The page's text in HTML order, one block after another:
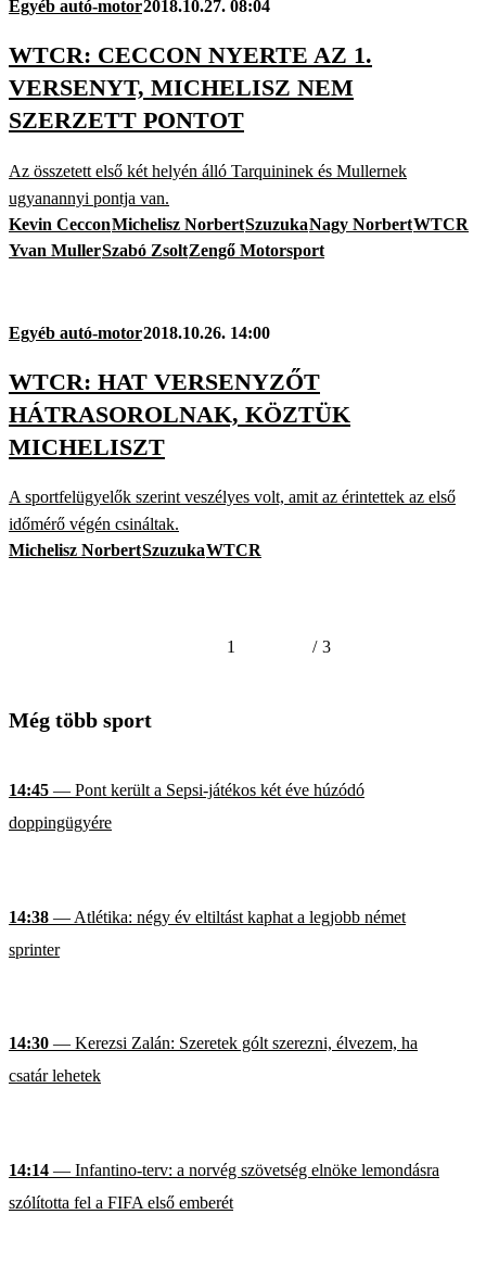
Egyéb autó-motor2018.10.27. 08:04
WTCR: CECCON NYERTE AZ 1.
VERSENYT, MICHELISZ NEM
SZERZETT PONTOT
Az összetett első két helyén álló Tarquininek és Mullernek
ugyanannyi pontja van.
Kevin CecconMichelisz NorbertSzuzukaNagy NorbertWTCR
Yvan MullerSzabó ZsoltZengő Motorsport
Egyéb autó-motor2018.10.26. 14:00
WTCR: HAT VERSENYZŐT
HÁTRASOROLNAK, KÖZTÜK
MICHELISZT
A sportfelügyelők szerint veszélyes volt, amit az érintettek az első
időmérő végén csináltak.
Michelisz NorbertSzuzukaWTCR
1 / 3
Még több sport
14:45 — Pont került a Sepsi-játékos két éve húzódó
doppingügyére
14:38 — Atlétika: négy év eltiltást kaphat a legjobb német
sprinter
14:30 — Kerezsi Zalán: Szeretek gólt szerezni, élvezem, ha
csatár lehetek
14:14 — Infantino-terv: a norvég szövetség elnöke lemondásra
szólította fel a FIFA első emberét